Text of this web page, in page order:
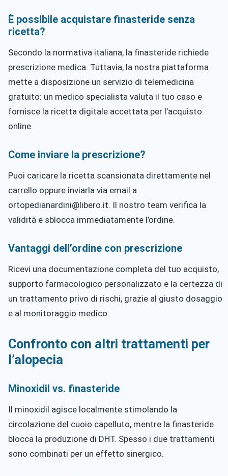
È possibile acquistare finasteride senza
ricetta?
Secondo la normativa italiana, la finasteride richiede
prescrizione medica. Tuttavia, la nostra piattaforma
mette a disposizione un servizio di telemedicina
gratuito: un medico specialista valuta il tuo caso e
fornisce la ricetta digitale accettata per l’acquisto
online.
Come inviare la prescrizione?
Puoi caricare la ricetta scansionata direttamente nel
carrello oppure inviarla via email a
ortopedianardini@libero.it. Il nostro team verifica la
validità e sblocca immediatamente l’ordine.
Vantaggi dell’ordine con prescrizione
Ricevi una documentazione completa del tuo acquisto,
supporto farmacologico personalizzato e la certezza di
un trattamento privo di rischi, grazie al giusto dosaggio
e al monitoraggio medico.
Confronto con altri trattamenti per
l’alopecia
Minoxidil vs. finasteride
Il minoxidil agisce localmente stimolando la
circolazione del cuoio capelluto, mentre la finasteride
blocca la produzione di DHT. Spesso i due trattamenti
sono combinati per un effetto sinergico.